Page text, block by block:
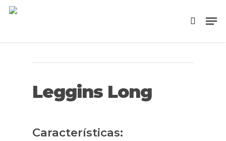
Skip
search
Leggins Long
Características: